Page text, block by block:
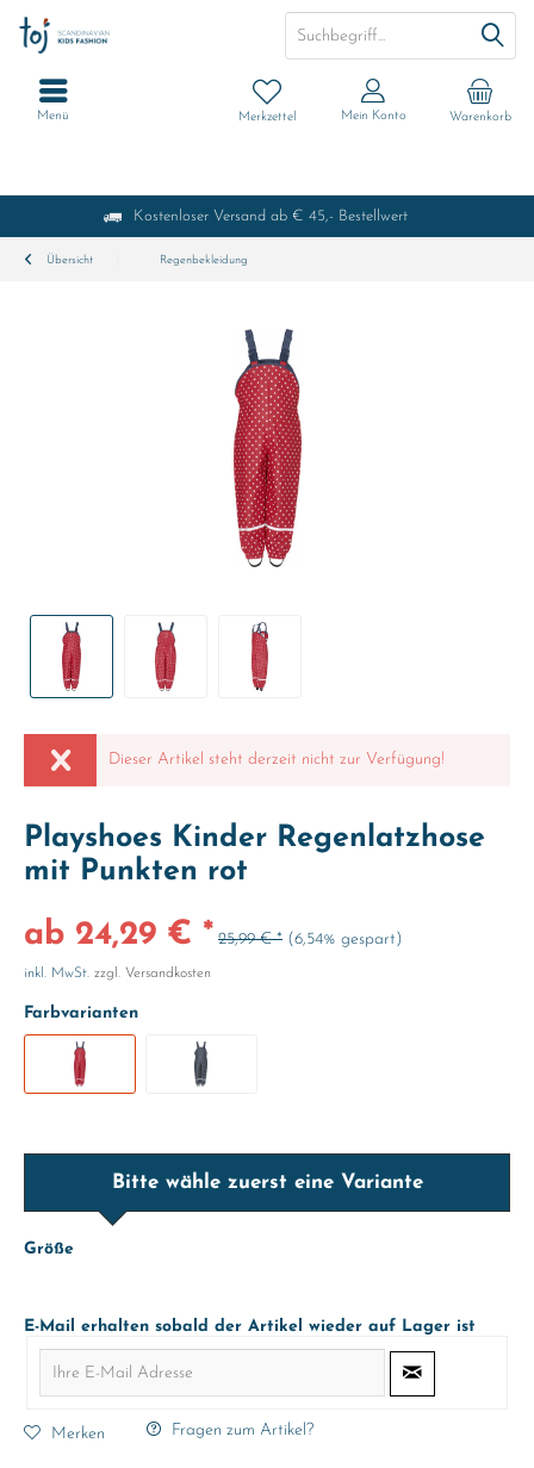
Kostenloser Versand ab € 45,- Bestellwert
Warenkorb
Merkzettel Mein Konto
Menü
Übersicht Regenbekleidung
Dieser Artikel steht derzeit nicht zur Verfügung!
Playshoes Kinder Regenlatzhose
mit Punkten rot
ab 24,29 € * 25,99 € * (6,54% gespart)
inkl. MwSt. zzgl. Versandkosten
Farbvarianten
Bitte wähle zuerst eine Variante
Größe
E-Mail erhalten sobald der Artikel wieder auf Lager ist
Merken Fragen zum Artikel?